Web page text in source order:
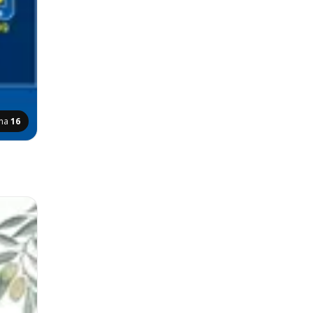
16